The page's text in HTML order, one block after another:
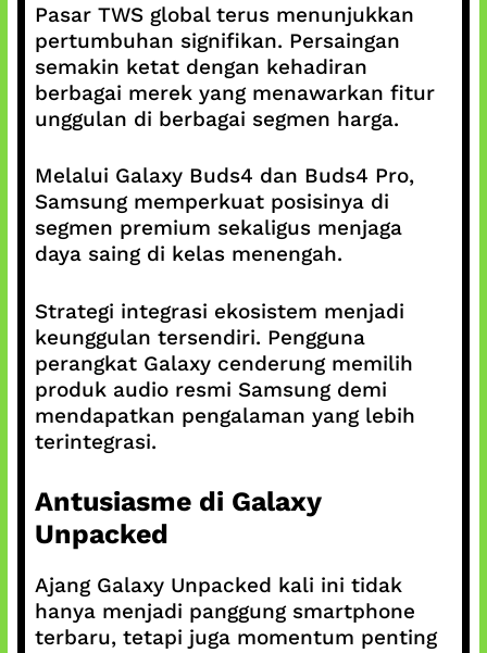
Pasar TWS global terus menunjukkan
pertumbuhan signifikan. Persaingan
semakin ketat dengan kehadiran
berbagai merek yang menawarkan fitur
unggulan di berbagai segmen harga.
Melalui Galaxy Buds4 dan Buds4 Pro,
Samsung memperkuat posisinya di
segmen premium sekaligus menjaga
daya saing di kelas menengah.
Strategi integrasi ekosistem menjadi
keunggulan tersendiri. Pengguna
perangkat Galaxy cenderung memilih
produk audio resmi Samsung demi
mendapatkan pengalaman yang lebih
terintegrasi.
Antusiasme di Galaxy
Unpacked
Ajang Galaxy Unpacked kali ini tidak
hanya menjadi panggung smartphone
terbaru, tetapi juga momentum penting